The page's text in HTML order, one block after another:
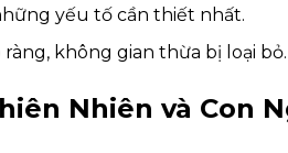
yếu tố cần thiết nhất.
không gian thừa bị loại bỏ.
Nhiên và Con